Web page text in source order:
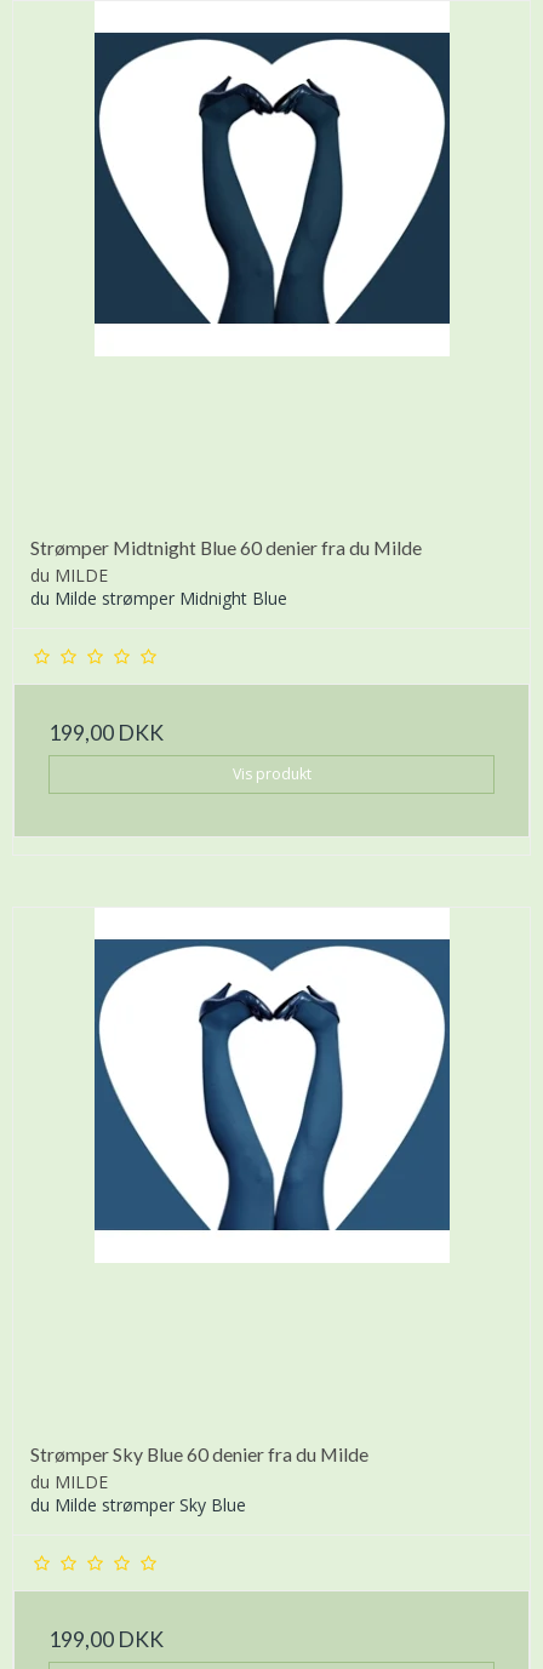
Strømper Midtnight Blue 60 denier fra du Milde
du MILDE
du Milde strømper Midnight Blue
199,00 DKK
Vis produkt
Strømper Sky Blue 60 denier fra du Milde
du MILDE
du Milde strømper Sky Blue
199,00 DKK